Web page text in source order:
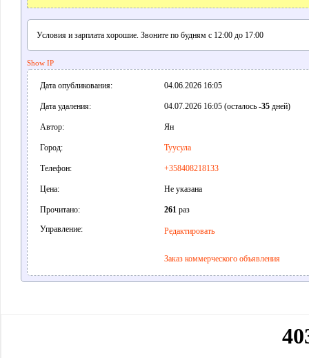
Условия и зарплата хорошие. Звоните по будням с 12:00 до 17:00
Show IP
Дата опубликования: 04.06.2026 16:05
Дата удаления: 04.07.2026 16:05 (осталось -35дней)
Автор: Ян
Город: Туусула
Телефон: +358408218133
Цена: Не указана
Прочитано: 261раз
Управление:
Редактировать
Заказ коммерческого объявления